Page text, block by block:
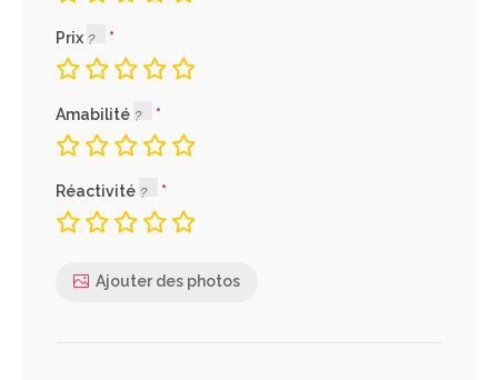
Prix
Amabilité
Réactivité
Ajouter des photos